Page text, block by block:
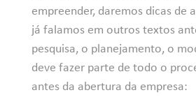
empreender, daremos dicas de
já falamos em outros textos
pesquisa, o planejamento, o
deve fazer parte de todo o
antes da abertura da empresa: